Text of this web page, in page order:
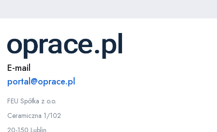
E-mail
portal@oprace.pl
FEU Spółka z o.o.
Ceramiczna 1/102